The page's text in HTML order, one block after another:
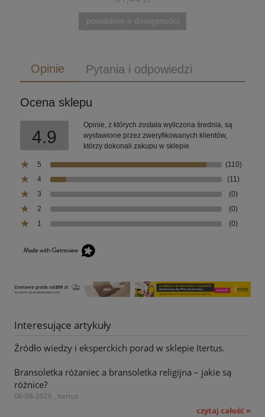
powiadom o dostępności
Opinie Pytania i odpowiedzi
Ocena sklepu
4.9
Opinie, z których została wyliczona średnia, są
wystawione przez zweryfikowanych klientów,
którzy dokonali zakupu w sklepie.
5
(110)
4
(11)
3
(0)
2
(0)
1
(0)
Interesujące artykuły
Źródło wiedzy i eksperckich porad w sklepie Itertus.
Bransoletka różaniec a bransoletka religijna – jakie są
różnice?
06-08-2026 , Itertus
czytaj całość »